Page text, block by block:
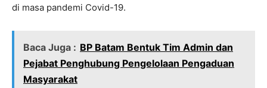
di masa pandemi Covid-19.
Baca Juga : BP Batam Bentuk Tim Admin dan
Pejabat Penghubung Pengelolaan Pengaduan
Masyarakat